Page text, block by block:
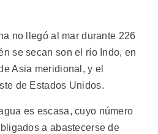
no llegó al mar durante 226
se secan son el río Indo, en
Asia meridional, y el
de Estados Unidos.
es escasa, cuyo número
a abastecerse de